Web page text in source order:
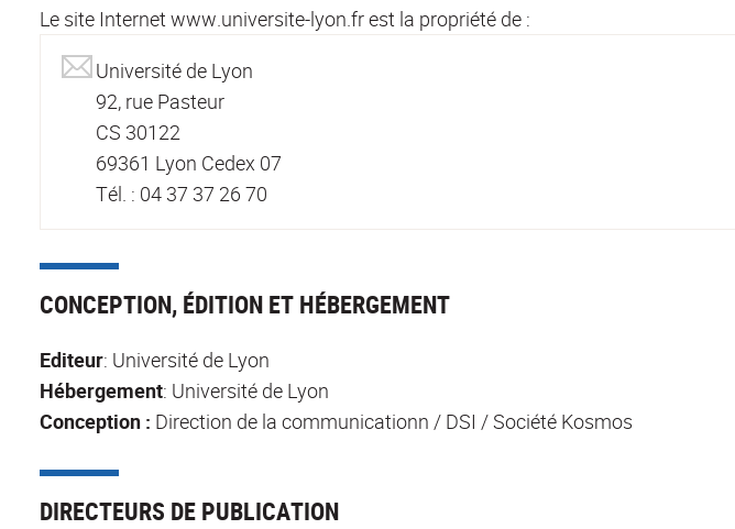
Le site Internet www.universite-lyon.fr est la propriété de :
Université de Lyon
92, rue Pasteur
CS 30122
69361 Lyon Cedex 07
Tél. : 04 37 37 26 70
CONCEPTION, ÉDITION ET HÉBERGEMENT
Editeur: Université de Lyon
Hébergement: Université de Lyon
Conception : Direction de la communicationn / DSI / Société Kosmos
DIRECTEURS DE PUBLICATION